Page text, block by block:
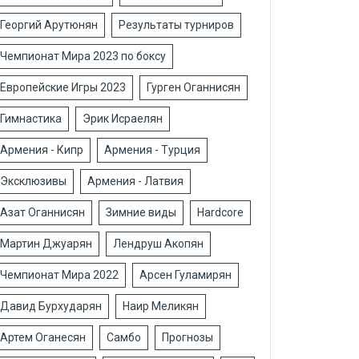
Георгий Арутюнян Результаты турниров
Чемпионат Мира 2023 по боксу
Европейские Игры 2023 Гурген Оганнисян
Гимнастика Эрик Исраелян
Армения - Кипр Армения - Турция
Эксклюзивы Армения - Латвия
Азат Оганнисян Зимние виды Hardcore
Мартин Джуарян Лендруш Акопян
Чемпионат Мира 2022 Арсен Гуламирян
Давид Бурхударян Наир Меликян
Артем Оганесян Самбо Прогнозы